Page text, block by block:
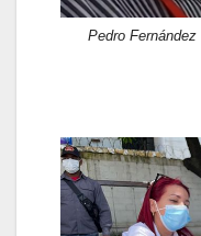
Pedro